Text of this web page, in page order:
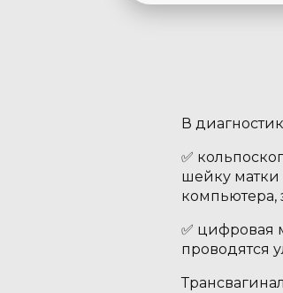
В
✅
шейку матки
компьютера,
✅ цифровая
проводятся